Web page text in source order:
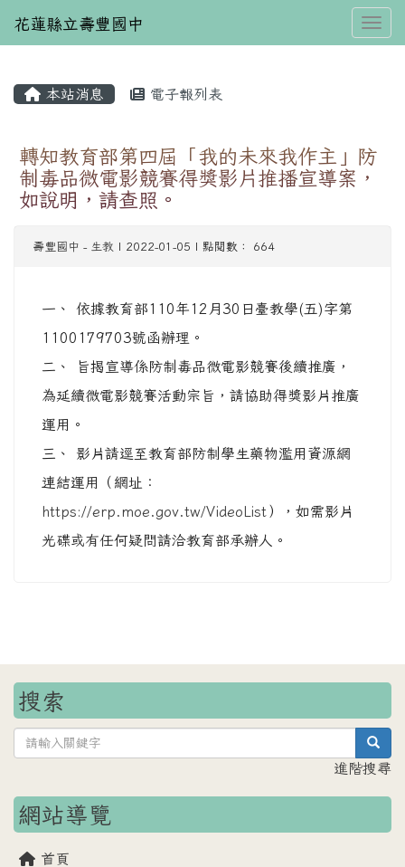
花蓮縣立壽豐國中
本站消息 電子報列表
轉知教育部第四屆「我的未來我作主」防
制毒品微電影競賽得獎影片推播宣導案，
如說明，請查照。
壽豐國中 - 生教 | 2022-01-05 | 點閱數： 664
一、 依據教育部110年12月30日臺教學(五)字第
1100179703號函辦理。
二、 旨揭宣導係防制毒品微電影競賽後續推廣，
為延續微電影競賽活動宗旨，請協助得獎影片推廣
運用。
三、 影片請逕至教育部防制學生藥物濫用資源網
連結運用（網址：
https://erp.moe.gov.tw/VideoList ），如需影片
光碟或有任何疑問請洽教育部承辦人。
搜索
進階搜尋
網站導覽
首頁